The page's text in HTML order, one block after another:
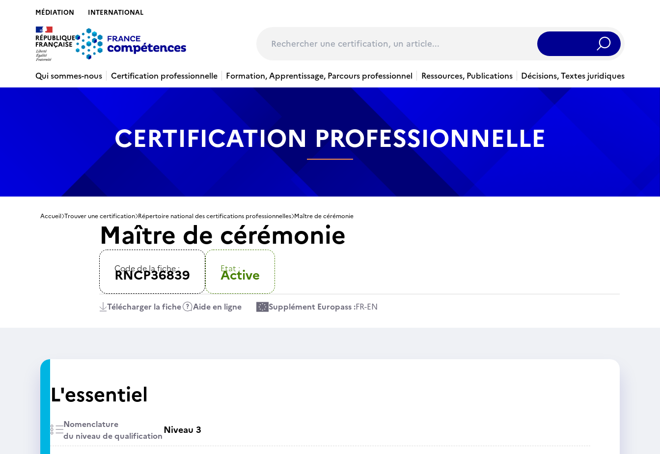
MÉDIATION INTERNATIONAL
Rechercher
Qui sommes-nous
Certification professionnelle Formation, Apprentissage, Parcours professionnel Ressources, Publications Décisions, Textes juridiques
CERTIFICATION PROFESSIONNELLE
Accueil Trouver une certification Répertoire national des certifications professionnelles Maître de cérémonie
Maître de cérémonie
Code de la fiche :
RNCP36839 Etat :
Active
Télécharger la fiche Aide en ligne Supplément Europass :FR-EN
L'essentiel
Nomenclature
du niveau de qualificationNiveau 3